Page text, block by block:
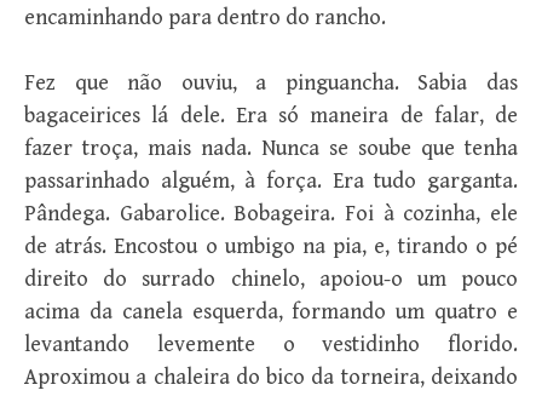
encaminhando para dentro do rancho.
Fez que não ouviu, a pinguancha. Sabia das
bagaceirices lá dele. Era só maneira de falar, de
fazer troça, mais nada. Nunca se soube que tenha
passarinhado alguém, à força. Era tudo garganta.
Pândega. Gabarolice. Bobageira. Foi à cozinha, ele
de atrás. Encostou o umbigo na pia, e, tirando o pé
direito do surrado chinelo, apoiou-o um pouco
acima da canela esquerda, formando um quatro e
levantando levemente o vestidinho florido.
Aproximou a chaleira do bico da torneira, deixando